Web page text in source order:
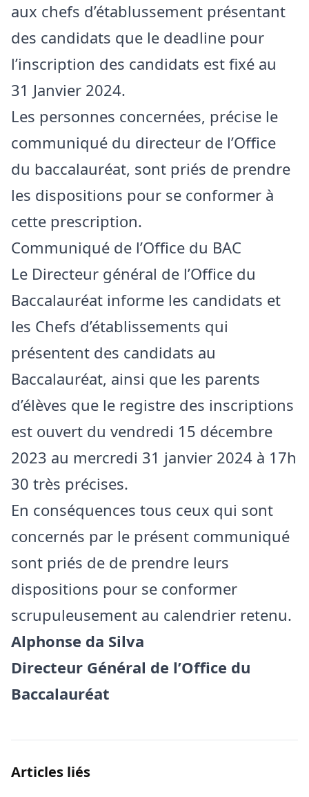
aux chefs d’établussement présentant
des candidats que le deadline pour
l’inscription des candidats est fixé au
31 Janvier 2024.
Les personnes concernées, précise le
communiqué du directeur de l’Office
du baccalauréat, sont priés de prendre
les dispositions pour se conformer à
cette prescription.
Communiqué de l’Office du BAC
Le Directeur général de l’Office du
Baccalauréat informe les candidats et
les Chefs d’établissements qui
présentent des candidats au
Baccalauréat, ainsi que les parents
d’élèves que le registre des inscriptions
est ouvert du vendredi 15 décembre
2023 au mercredi 31 janvier 2024 à 17h
30 très précises.
En conséquences tous ceux qui sont
concernés par le présent communiqué
sont priés de de prendre leurs
dispositions pour se conformer
scrupuleusement au calendrier retenu.
Alphonse da Silva
Directeur Général de l’Office du
Baccalauréat
Articles liés